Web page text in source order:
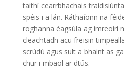
taithí cearrbhachais
spéis i a lán. Ráthaíonn na
roghanna éagsúla ag imreoirí
cleachtadh acu freisin
scrúdú agus sult a bhaint as
chur i mbaol ar dtús.